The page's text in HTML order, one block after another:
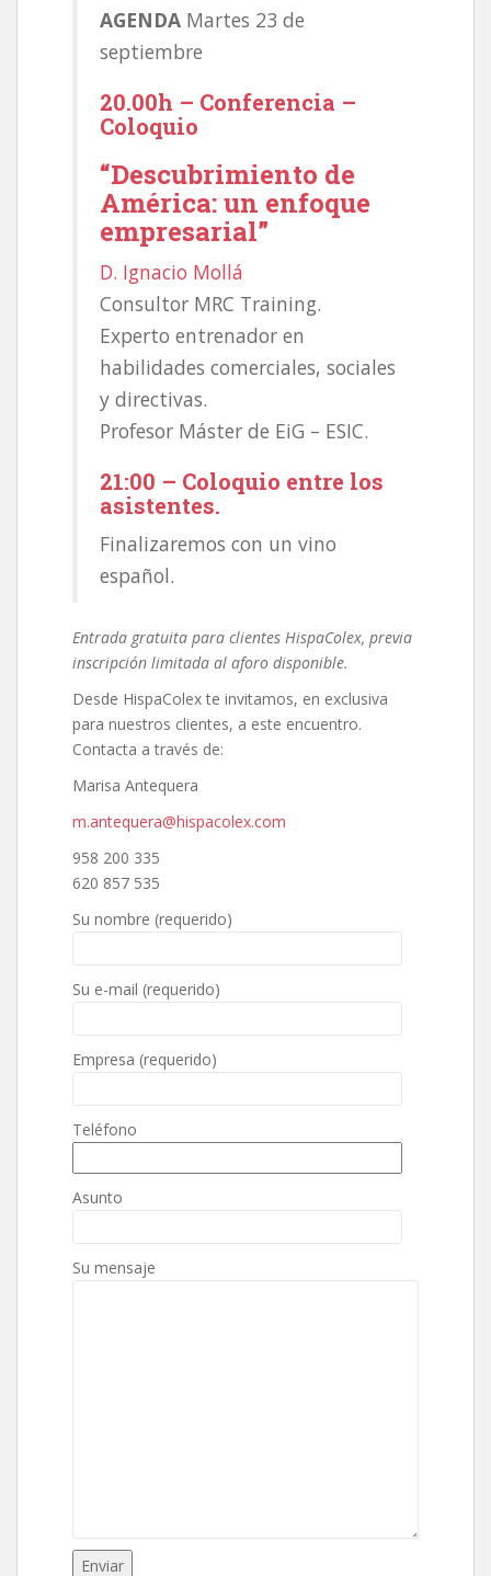
AGENDA Martes 23 de
septiembre
20.00h – Conferencia –
Coloquio
“Descubrimiento de
América: un enfoque
empresarial”
D. Ignacio Mollá
Consultor MRC Training.
Experto entrenador en
habilidades comerciales, sociales
y directivas.
Profesor Máster de EiG – ESIC.
21:00 – Coloquio entre los
asistentes.
Finalizaremos con un vino
español.
Entrada gratuita para clientes HispaColex, previa
inscripción limitada al aforo disponible.
Desde HispaColex te invitamos, en exclusiva
para nuestros clientes, a este encuentro.
Contacta a través de:
Marisa Antequera
m.antequera@hispacolex.com
958 200 335
620 857 535
Su nombre (requerido)
Su e-mail (requerido)
Empresa (requerido)
Teléfono
Asunto
Su mensaje